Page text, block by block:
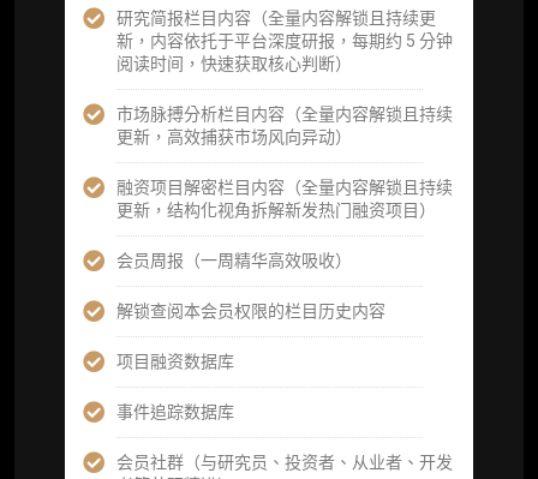
研究简报栏目内容（全量内容解锁且持续更
新，内容依托于平台深度研报，每期约 5 分钟
阅读时间，快速获取核心判断）
市场脉搏分析栏目内容（全量内容解锁且持续
更新，高效捕获市场风向异动）
融资项目解密栏目内容（全量内容解锁且持续
更新，结构化视角拆解新发热门融资项目）
会员周报（一周精华高效吸收）
解锁查阅本会员权限的栏目历史内容
项目融资数据库
事件追踪数据库
会员社群（与研究员、投资者、从业者、开发
定制化研究服务（1次，课题/选题经审核通过
后，由业内享有盛誉的研究团队为你开展专项
研究，并交付一份完整研究报告）
重点研究方向前瞻栏目（获取重点赛道、项目
及研究方向预告，提前了解核心观察变量与后
续研究计划）
提前获取研报权（ 3 次，官方发布研报预告后
可根据请求领先市场以提前解锁）
分析师 1 对 1 沟通（1 小时，话题需审核）
分析师专属答疑服务（3 次提问，话题需审
淀内容）​